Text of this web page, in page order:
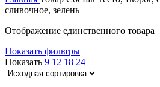
сливочное, зелень
Отображение единственного товара
Показать фильтры
Показать 9 12 18 24